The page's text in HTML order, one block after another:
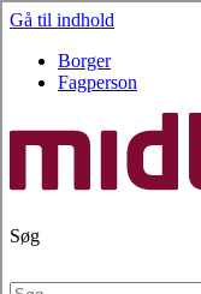
Gå til indhold
Borger
Fagperson
Søg